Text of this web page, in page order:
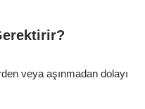
veya aşınmadan dolayı